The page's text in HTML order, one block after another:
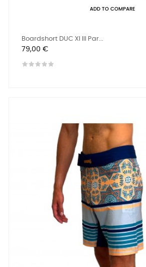
ADD TO COMPARE
Boardshort DUC XI III Par...
Preis
79,00 €